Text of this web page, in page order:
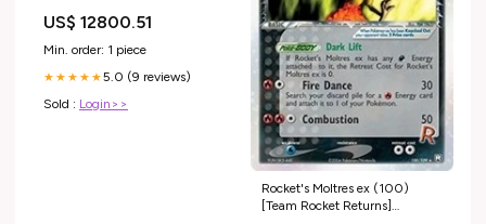
Fastback & Notchback (43-
7301-0) Washburns honey
US$ 12800.51
Min. order: 1 piece
★★★★★5.0 (9 reviews)
Sold : Login>>
Rocket's Moltres ex (100)
[Team Rocket Returns]